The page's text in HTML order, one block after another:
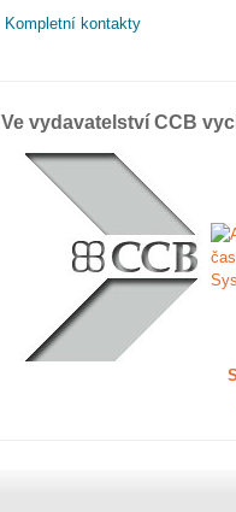
Kompletní kontakty
Ve vydavatelství CCB